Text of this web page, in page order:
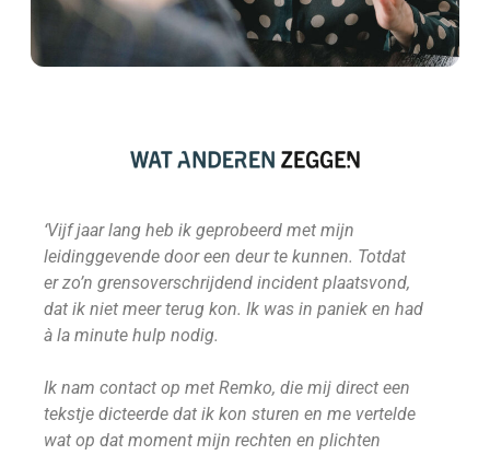
‘Vijf jaar lang heb ik geprobeerd met mijn
leidinggevende door een deur te kunnen. Totdat
er zo’n grensoverschrijdend incident plaatsvond,
dat ik niet meer terug kon. Ik was in paniek en had
à la minute hulp nodig.
Ik nam contact op met Remko, die mij direct een
tekstje dicteerde dat ik kon sturen en me vertelde
wat op dat moment mijn rechten en plichten